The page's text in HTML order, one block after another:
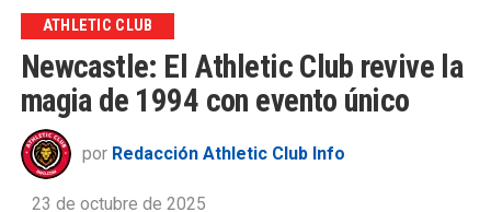
ATHLETIC CLUB
Newcastle: El Athletic Club revive la
magia de 1994 con evento único
por Redacción Athletic Club Info
23 de octubre de 2025